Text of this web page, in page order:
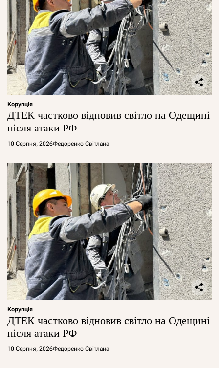
Корупція
ДТЕК частково відновив світло на Одещині
після атаки РФ
10 Серпня, 2026Федоренко Світлана
Корупція
ДТЕК частково відновив світло на Одещині
після атаки РФ
10 Серпня, 2026Федоренко Світлана